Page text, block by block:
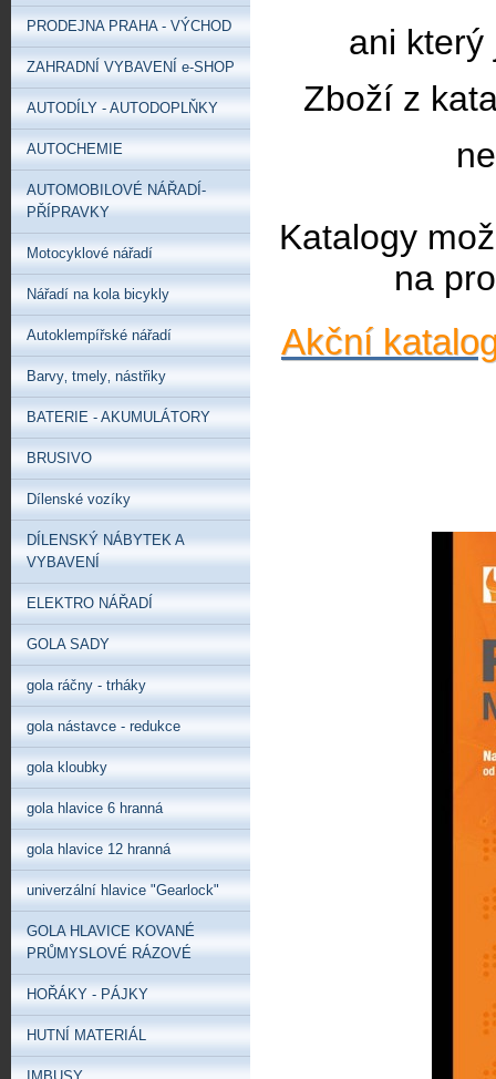
ani který
Zboží z
Katalogy
na
Akční
PRODEJNA PRAHA - VÝCHOD
ZAHRADNÍ VYBAVENÍ e-SHOP
AUTODÍLY - AUTODOPLŇKY
AUTOCHEMIE
AUTOMOBILOVÉ NÁŘADÍ-
PŘÍPRAVKY
Motocyklové nářadí
Nářadí na kola bicykly
Autoklempířské nářadí
Barvy‚ tmely‚ nástřiky
BATERIE - AKUMULÁTORY
BRUSIVO
Dílenské vozíky
DÍLENSKÝ NÁBYTEK A
VYBAVENÍ
ELEKTRO NÁŘADÍ
GOLA SADY
gola ráčny - trháky
gola nástavce - redukce
gola kloubky
gola hlavice 6 hranná
gola hlavice 12 hranná
univerzální hlavice "Gearlock"
GOLA HLAVICE KOVANÉ
PRŮMYSLOVÉ RÁZOVÉ
HOŘÁKY - PÁJKY
HUTNÍ MATERIÁL